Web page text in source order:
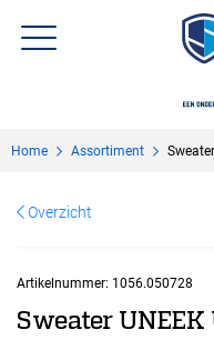
Over Sisa
KMS
Uitzendbureau?
Home Assortiment
Overzicht
Artikelnummer: 1056.050728
Sweater